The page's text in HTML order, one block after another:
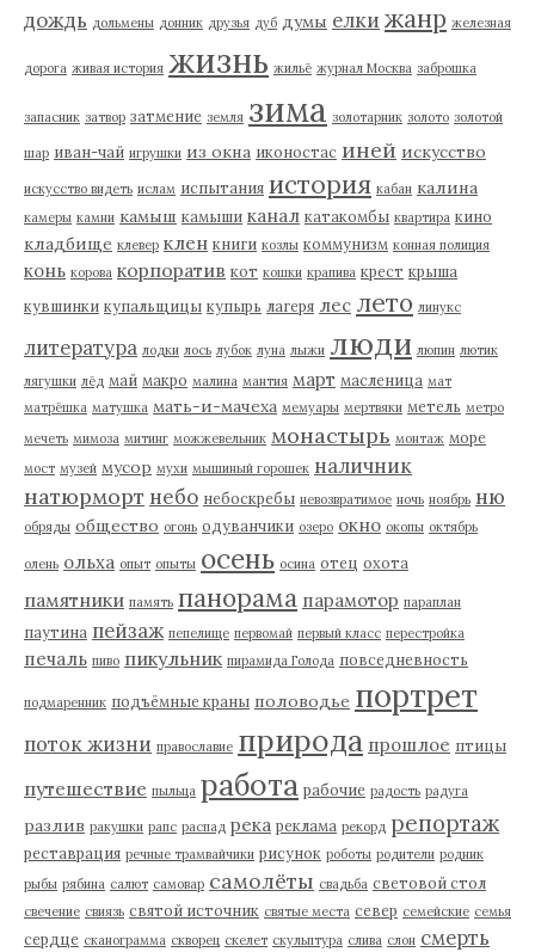
дождь дольмены донник друзья дуб думы елки жанр железная
дорога живая история жизнь жильё журнал Москва заброшка
запасник затвор затмение земля зима золотарник золото золотой
шар иван-чай игрушки из окна иконостас иней искусство
искусство видеть ислам испытания история кабан калина
камеры камни камыш камыши канал катакомбы квартира кино
кладбище клевер клен книги козлы коммунизм конная полиция
конь корова корпоратив кот кошки крапива крест крыша
кувшинки купальщицы купырь лагеря лес лето линукс
литература лодки лось лубок луна лыжи люди люпин лютик
лягушки лёд май макро малина мантия март масленица мат
матрёшка матушка мать-и-мачеха мемуары мертвяки метель метро
мечеть мимоза митинг можжевельник монастырь монтаж море
мост музей мусор мухи мышиный горошек наличник
натюрморт небо небоскребы невозвратимое ночь ноябрь ню
обряды общество огонь одуванчики озеро окно окопы октябрь
олень ольха опыт опыты осень осина отец охота
памятники память панорама парамотор параплан
паутина пейзаж пепелище первомай первый класс перестройка
печаль пиво пикульник пирамида Голода повседневность
подмаренник подъёмные краны половодье портрет
поток жизни православие природа прошлое птицы
путешествие пыльца работа рабочие радость радуга
разлив ракушки рапс распад река реклама рекорд репортаж
реставрация речные трамвайчики рисунок роботы родители родник
рыбы рябина салют самовар самолёты свадьба световой стол
свечение свиязь святой источник святые места север семейские семья
сердце сканограмма скворец скелет скульптура слива слон смерть